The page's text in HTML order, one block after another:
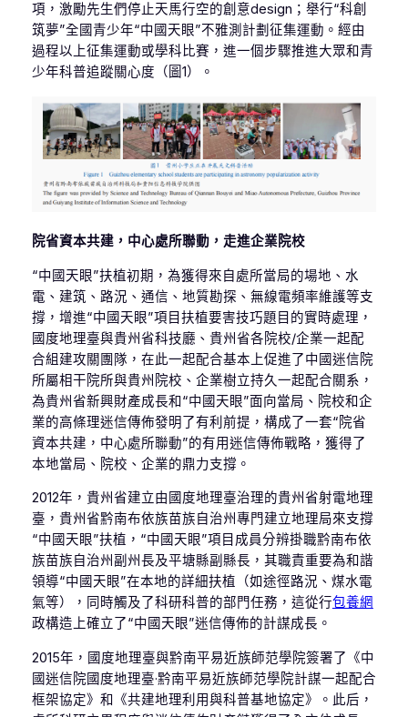
項，激勵先生們停止天馬行空的創意design；舉行“科創
筑夢”全國青少年“中國天眼”不雅測計劃征集運動。經由
過程以上征集運動或學科比賽，進一個步驟推進大眾和青
少年科普追蹤關心度（圖1）。
院省資本共建，中心處所聯動，走進企業院校
“中國天眼”扶植初期，為獲得來自處所當局的場地、水
電、建筑、路況、通信、地質勘探、無線電頻率維護等支
撐，增進“中國天眼”項目扶植要害技巧題目的實時處理，
國度地理臺與貴州省科技廳、貴州省各院校/企業一起配
合組建攻關團隊，在此一起配合基本上促進了中國迷信院
所屬相干院所與貴州院校、企業樹立持久一起配合關系，
為貴州省新興財產成長和“中國天眼”面向當局、院校和企
業的高條理迷信傳佈發明了有利前提，構成了一套“院省
資本共建，中心處所聯動”的有用迷信傳佈戰略，獲得了
本地當局、院校、企業的鼎力支撐。
2012年，貴州省建立由國度地理臺治理的貴州省射電地理
臺，貴州省黔南布依族苗族自治州專門建立地理局來支撐
“中國天眼”扶植，“中國天眼”項目成員分辨掛職黔南布依
族苗族自治州副州長及平塘縣副縣長，其職責重要為和諧
領導“中國天眼”在本地的詳細扶植（如途徑路況、煤水電
氣等），同時觸及了科研科普的部門任務，這從行包養網
政構造上確立了“中國天眼”迷信傳佈的計謀成長。
2015年，國度地理臺與黔南平易近族師范學院簽署了《中
國迷信院國度地理臺·黔南平易近族師范學院計謀一起配合
框架協定》和《共建地理利用與科普基地協定》。此后，